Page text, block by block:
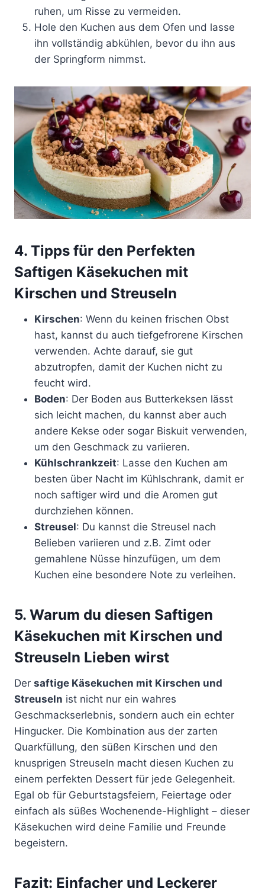
ruhen, um Risse zu vermeiden.
Hole den Kuchen aus dem Ofen und lasse
ihn vollständig abkühlen, bevor du ihn aus
der Springform nimmst.
4. Tipps für den Perfekten
Saftigen Käsekuchen mit
Kirschen und Streuseln
Kirschen: Wenn du keinen frischen Obst
hast, kannst du auch tiefgefrorene Kirschen
verwenden. Achte darauf, sie gut
abzutropfen, damit der Kuchen nicht zu
feucht wird.
Boden: Der Boden aus Butterkeksen lässt
sich leicht machen, du kannst aber auch
andere Kekse oder sogar Biskuit verwenden,
um den Geschmack zu variieren.
Kühlschrankzeit: Lasse den Kuchen am
besten über Nacht im Kühlschrank, damit er
noch saftiger wird und die Aromen gut
durchziehen können.
Streusel: Du kannst die Streusel nach
Belieben variieren und z.B. Zimt oder
gemahlene Nüsse hinzufügen, um dem
Kuchen eine besondere Note zu verleihen.
5. Warum du diesen Saftigen
Käsekuchen mit Kirschen und
Streuseln Lieben wirst
Der saftige Käsekuchen mit Kirschen und
Streuseln ist nicht nur ein wahres
Geschmackserlebnis, sondern auch ein echter
Hingucker. Die Kombination aus der zarten
Quarkfüllung, den süßen Kirschen und den
knusprigen Streuseln macht diesen Kuchen zu
einem perfekten Dessert für jede Gelegenheit.
Egal ob für Geburtstagsfeiern, Feiertage oder
einfach als süßes Wochenende-Highlight – dieser
Käsekuchen wird deine Familie und Freunde
begeistern.
Fazit: Einfacher und Leckerer